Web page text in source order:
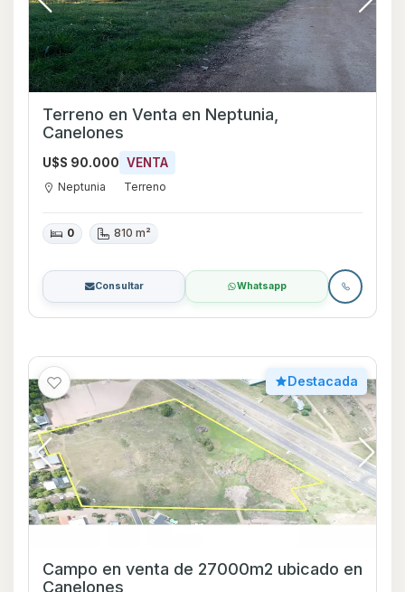
Terreno en Venta en Neptunia,
Canelones
U$S 90.000 VENTA
Neptunia Terreno
0 810 m²
Consultar Whatsapp
Destacada
Campo en venta de 27000m2 ubicado en
Canelones